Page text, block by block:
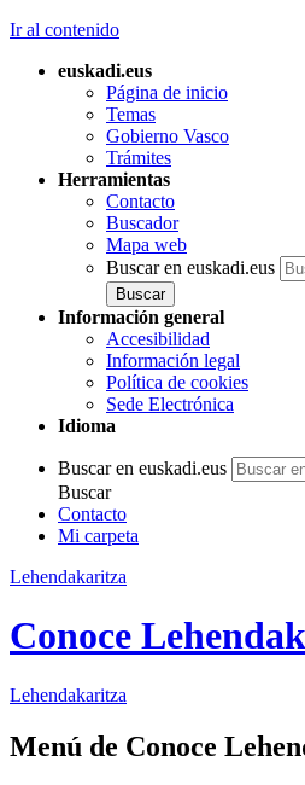
Ir al contenido
euskadi.eus
Página de inicio
Temas
Gobierno Vasco
Trámites
Herramientas
Contacto
Buscador
Mapa web
Buscar en euskadi.eus
Información general
Accesibilidad
Información legal
Política de cookies
Sede Electrónica
Idioma
Buscar en euskadi.eus
Buscar
Contacto
Mi carpeta
Lehendakaritza
Conoce
Lehendakaritza
Menú de Conoce